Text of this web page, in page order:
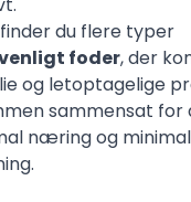
finder du flere typer
foder, der
og letoptagelige
sammensat for
næring og minimal